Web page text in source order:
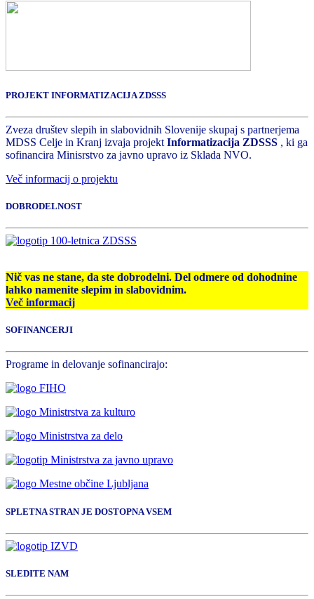
PROJEKT INFORMATIZACIJA ZDSSS
Zveza društev slepih in slabovidnih Slovenije skupaj s partnerjema
MDSS Celje in Kranj izvaja projekt Informatizacija ZDSSS , ki ga
sofinancira Minisrstvo za javno upravo iz Sklada NVO.
Več informacij o projektu
DOBRODELNOST
Nič vas ne stane, da ste dobrodelni. Del odmere od dohodnine
lahko namenite slepim in slabovidnim.
Več informacij
SOFINANCERJI
Programe in delovanje sofinancirajo:
SPLETNA STRAN JE DOSTOPNA VSEM
SLEDITE NAM